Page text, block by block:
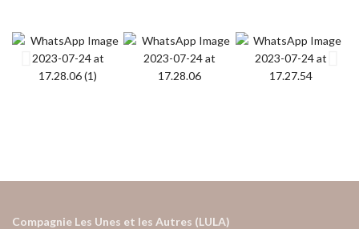
Compagnie Les Unes et les Autres (LULA)